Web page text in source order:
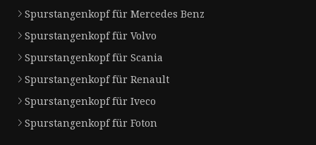
Spurstangenkopf für Mercedes Benz
Spurstangenkopf für Volvo
Spurstangenkopf für Scania
Spurstangenkopf für Renault
Spurstangenkopf für Iveco
Spurstangenkopf für Foton